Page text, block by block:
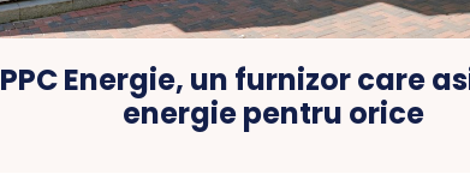
PPC Energie, un furnizor care
energie pentru orice